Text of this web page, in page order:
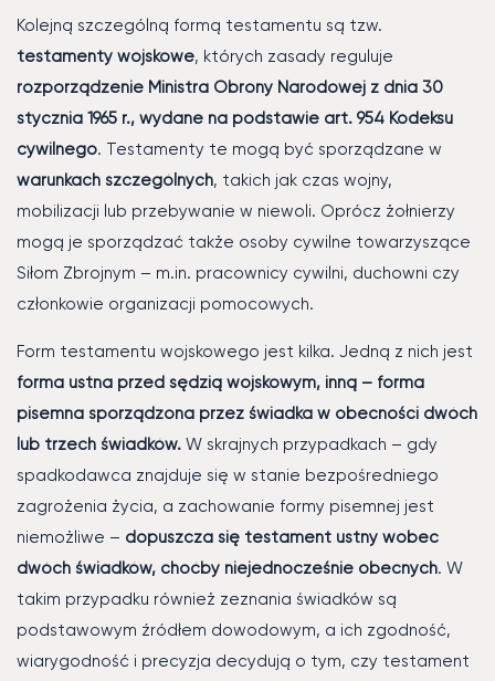
Kolejną szczególną formą testamentu są tzw.
testamenty wojskowe, których zasady reguluje
rozporządzenie Ministra Obrony Narodowej z dnia 30
stycznia 1965 r., wydane na podstawie art. 954 Kodeksu
cywilnego. Testamenty te mogą być sporządzane w
warunkach szczególnych, takich jak czas wojny,
mobilizacji lub przebywanie w niewoli. Oprócz żołnierzy
mogą je sporządzać także osoby cywilne towarzyszące
Siłom Zbrojnym – m.in. pracownicy cywilni, duchowni czy
członkowie organizacji pomocowych.
Form testamentu wojskowego jest kilka. Jedną z nich jest
forma ustna przed sędzią wojskowym, inną – forma
pisemna sporządzona przez świadka w obecności dwóch
lub trzech świadków. W skrajnych przypadkach – gdy
spadkodawca znajduje się w stanie bezpośredniego
zagrożenia życia, a zachowanie formy pisemnej jest
niemożliwe – dopuszcza się testament ustny wobec
dwóch świadków, choćby niejednocześnie obecnych. W
takim przypadku również zeznania świadków są
podstawowym źródłem dowodowym, a ich zgodność,
wiarygodność i precyzja decydują o tym, czy testament